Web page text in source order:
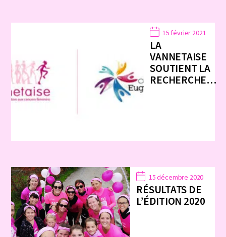
15 février 2021
LA
VANNETAISE
SOUTIENT LA
RECHERCHE…
15 décembre 2020
RÉSULTATS DE
L’ÉDITION 2020